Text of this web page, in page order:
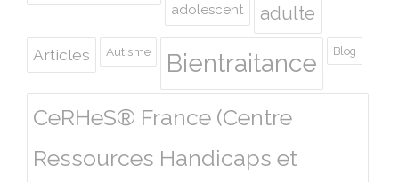
adolescent adulte
Articles Autisme Bientraitance Blog
CeRHeS® France (Centre
Ressources Handicaps et